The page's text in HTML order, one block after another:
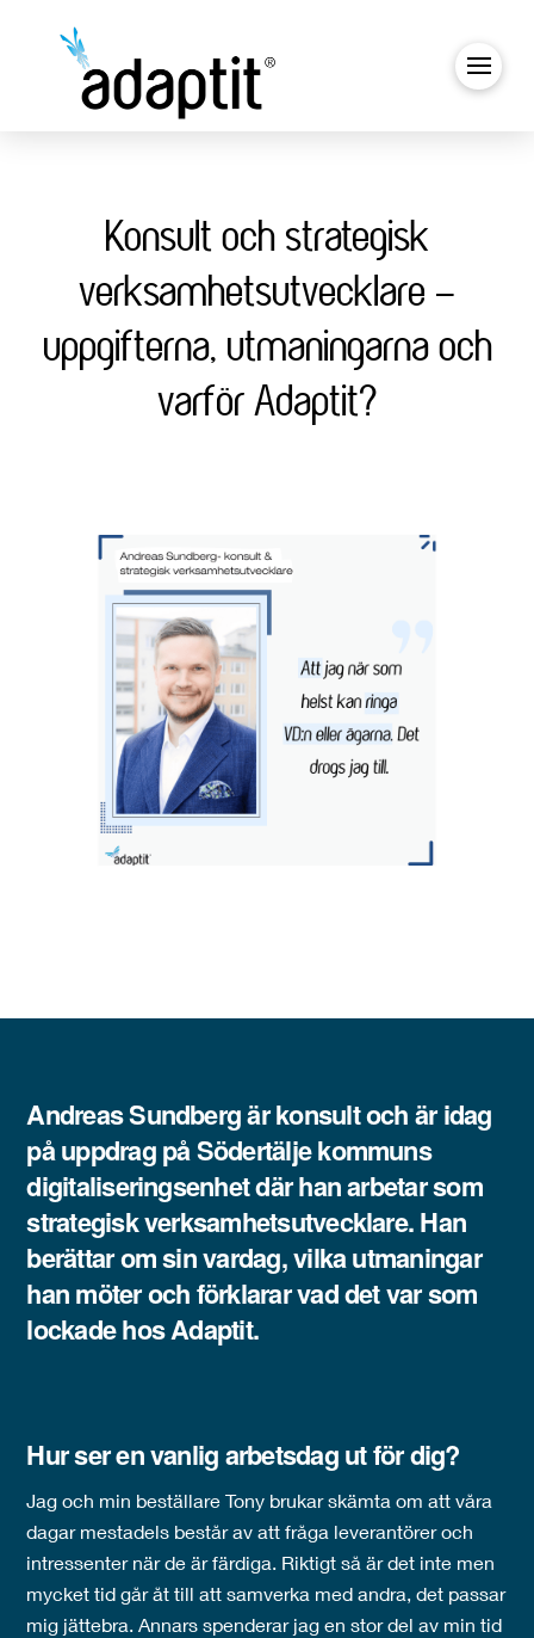
Konsult och strategisk
verksamhetsutvecklare –
uppgifterna, utmaningarna och
varför Adaptit?
Andreas Sundbergär konsult och är idag
på uppdrag på Södertälje kommuns
digitaliseringsenhet där han arbetar som
strategisk verksamhetsutvecklare. Han
berättar om sin vardag, vilka utmaningar
han möter och förklarar vad det var som
lockade hos Adaptit.
Hur ser en vanlig arbetsdag ut för dig?
Jag och min beställare Tony brukar skämta om att våra
dagar mestadels består av att fråga leverantörer och
intressenter när de är färdiga. Riktigt så är det inte men
mycket tid går åt till att samverka med andra, det passar
mig jättebra. Annars spenderar jag en stor del av min tid